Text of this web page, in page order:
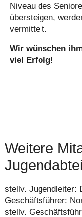
Niveau des
übersteigen,
vermittelt.
Wir wünschen
viel Erfolg!
Weitere
stellv. Jugendleiter:
Geschäftsführer:
stellv.